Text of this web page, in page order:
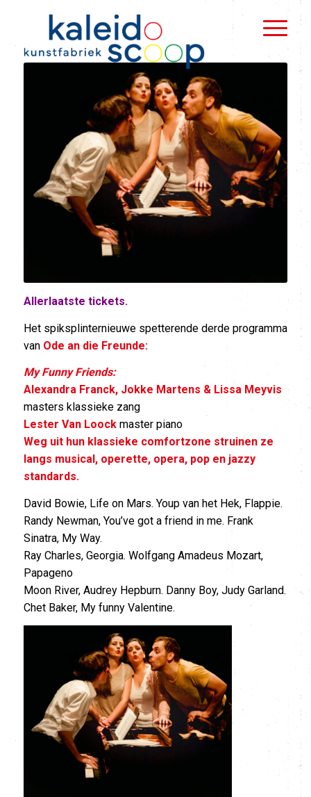
Allerlaatste tickets.
Het spiksplinternieuwe spetterende derde programma
van Ode an die Freunde:
My Funny Friends:
Alexandra Franck, Jokke Martens & Lissa Meyvis
masters klassieke zang
Lester Van Loock master piano
Weg uit hun klassieke comfortzone struinen ze
langs musical, operette, opera, pop en jazzy
standards.
David Bowie, Life on Mars. Youp van het Hek, Flappie.
Randy Newman, You’ve got a friend in me. Frank
Sinatra, My Way.
Ray Charles, Georgia. Wolfgang Amadeus Mozart,
Papageno
Moon River, Audrey Hepburn. Danny Boy, Judy Garland.
Chet Baker, My funny Valentine.